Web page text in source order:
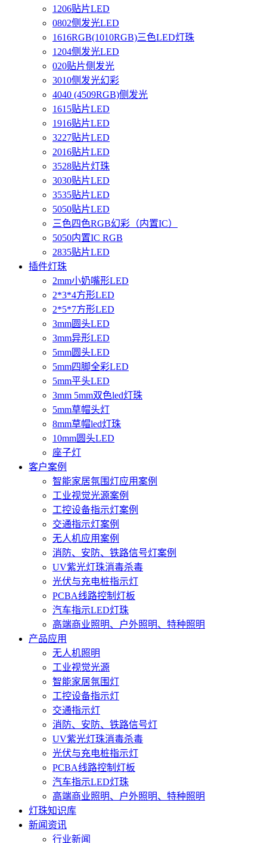
1206贴片LED
0802侧发光LED
1616RGB(1010RGB)三色LED灯珠
1204侧发光LED
020贴片侧发光
3010侧发光幻彩
4040 (4509RGB)侧发光
1615贴片LED
1916贴片LED
3227贴片LED
2016贴片LED
3528贴片灯珠
3030贴片LED
3535贴片LED
5050贴片LED
三色四色RGB幻彩（内置IC）
5050内置IC RGB
2835贴片LED
插件灯珠
2mm小奶嘴形LED
2*3*4方形LED
2*5*7方形LED
3mm圆头LED
3mm异形LED
5mm圆头LED
5mm四脚全彩LED
5mm平头LED
3mm 5mm双色led灯珠
5mm草帽头灯
8mm草帽led灯珠
10mm圆头LED
座子灯
客户案例
智能家居氛围灯应用案例
工业视觉光源案例
工控设备指示灯案例
交通指示灯案例
无人机应用案例
消防、安防、铁路信号灯案例
UV紫光灯珠消毒杀毒
光伏与充电桩指示灯
PCBA线路控制灯板
汽车指示LED灯珠
高端商业照明、户外照明、特种照明
产品应用
无人机照明
工业视觉光源
智能家居氛围灯
工控设备指示灯
交通指示灯
消防、安防、铁路信号灯
UV紫光灯珠消毒杀毒
光伏与充电桩指示灯
PCBA线路控制灯板
汽车指示LED灯珠
高端商业照明、户外照明、特种照明
灯珠知识库
新闻资讯
行业新闻